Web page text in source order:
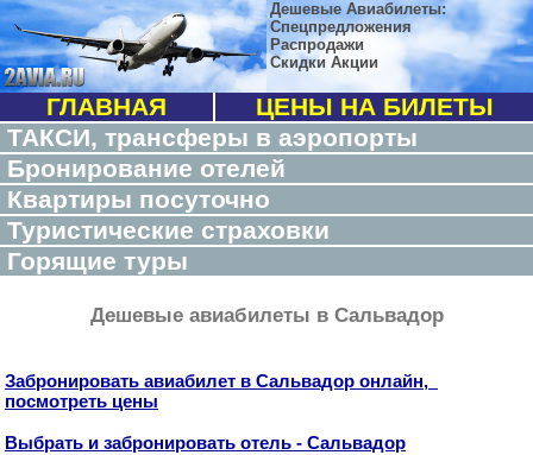
Дешевые Авиабилеты:
Спецпредложения
Распродажи
Скидки Акции
ГЛАВНАЯ
ЦЕНЫ НА БИЛЕТЫ
ТАКСИ, трансферы в аэропорты
Бронирование отелей
Квартиры посуточно
Туристические страховки
Горящие туры
Дешевые авиабилеты в Сальвадор
Забронировать авиабилет в Сальвадор онлайн,
посмотреть цены
Выбрать и забронировать отель - Сальвадор